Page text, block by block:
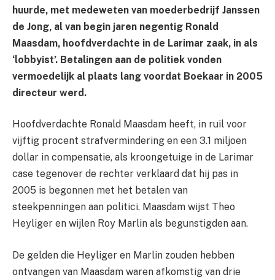
huurde, met medeweten van moederbedrijf Janssen
de Jong, al van begin jaren negentig Ronald
Maasdam, hoofdverdachte in de Larimar zaak, in als
‘lobbyist’. Betalingen aan de politiek vonden
vermoedelijk al plaats lang voordat Boekaar in 2005
directeur werd.
Hoofdverdachte Ronald Maasdam heeft, in ruil voor
vijftig procent strafvermindering en een 3.1 miljoen
dollar in compensatie, als kroongetuige in de Larimar
case tegenover de rechter verklaard dat hij pas in
2005 is begonnen met het betalen van
steekpenningen aan politici. Maasdam wijst Theo
Heyliger en wijlen Roy Marlin als begunstigden aan.
De gelden die Heyliger en Marlin zouden hebben
ontvangen van Maasdam waren afkomstig van drie